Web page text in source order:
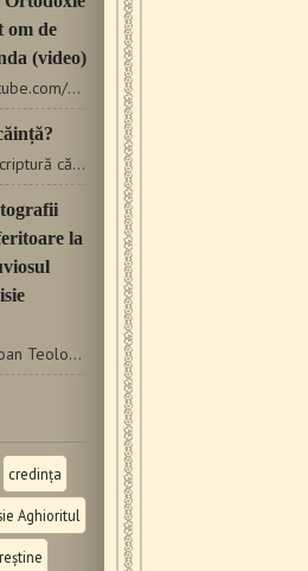
om de
(video)
https://www.youtube.com/watch?t=41&v=REIeeRDs89A Convertirea…
Citim în Sfânta Scriptură că Iuda s-a căit: „Atunci Iuda,…
la
Mănăstirea "Sf. Ioan Teologul" Suroti din apropierea Tesalonicului…
credința
Aghioritul